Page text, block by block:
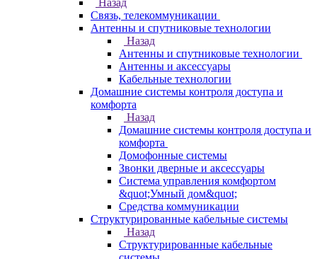
Назад
Связь, телекоммуникации
Антенны и спутниковые технологии
Назад
Антенны и спутниковые технологии
Антенны и аксессуары
Кабельные технологии
Домашние системы контроля доступа и
комфорта
Назад
Домашние системы контроля доступа и
комфорта
Домофонные системы
Звонки дверные и аксессуары
Система управления комфортом
&quot;Умный дом&quot;
Средства коммуникации
Структурированные кабельные системы
Назад
Структурированные кабельные